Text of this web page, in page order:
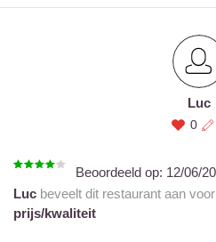
Luc
0
Beoordeeld op: 12/06/
Luc beveelt dit restaurant aan
prijs/kwaliteit